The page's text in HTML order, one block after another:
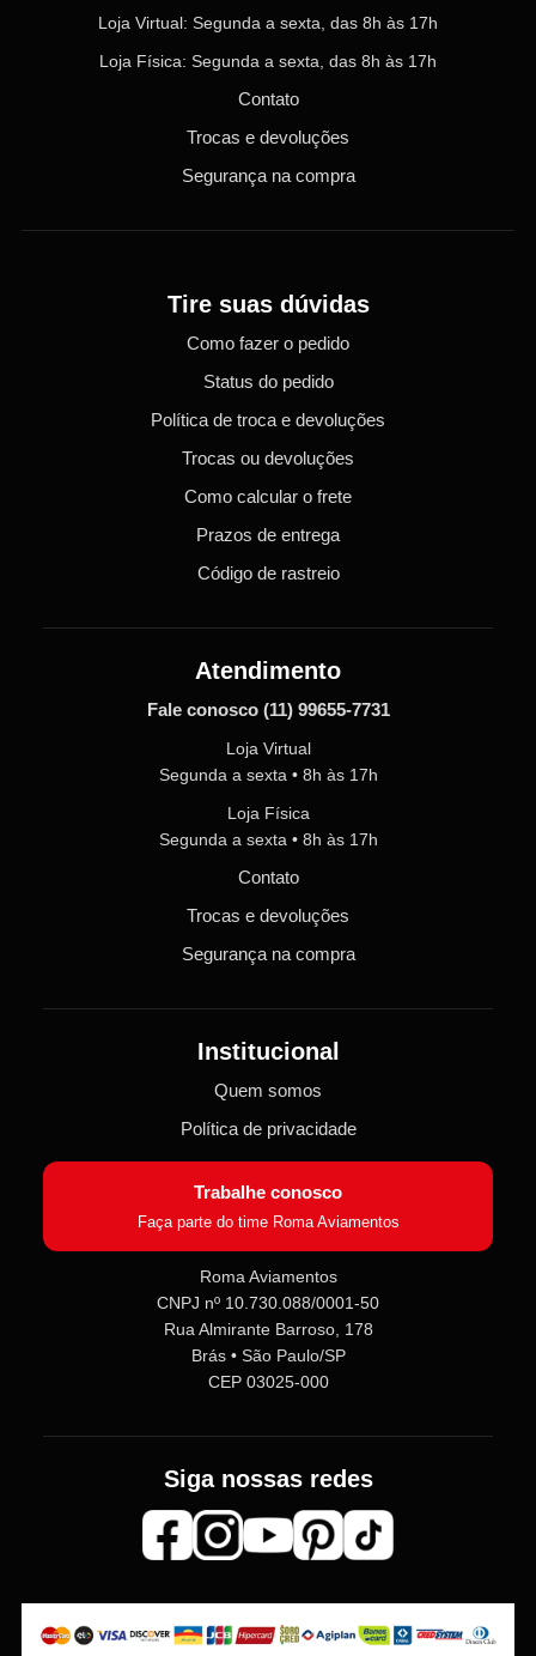
Roma Aviamentos
Aviamentos!
Fale com a gente pelo SAC para tirar
dúvidas sobre pedidos e produtos,
ou entre no nossoGrupo VIP
receba em primeira mão
promoções, lançamentos e
💬 Fale com nosso SAC
Loja Virtual: Segunda a sexta, das 8h às 17h
Loja Física: Segunda a sexta, das 8h às 17h
Contato
Trocas e devoluções
Segurança na compra
Tire suas dúvidas
Como fazer o pedido
Status do pedido
Política de troca e devoluções
Trocas ou devoluções
Como calcular o frete
Prazos de entrega
Código de rastreio
Atendimento
Fale conosco (11) 99655-7731
Loja Virtual
Segunda a sexta • 8h às 17h
Loja Física
Segunda a sexta • 8h às 17h
Contato
Trocas e devoluções
Segurança na compra
Institucional
Quem somos
Política de privacidade
Trabalhe conosco
Faça parte do time Roma Aviamentos
Roma Aviamentos
CNPJ nº 10.730.088/0001-50
Rua Almirante Barroso, 178
Brás • São Paulo/SP
CEP 03025-000
Siga nossas redes